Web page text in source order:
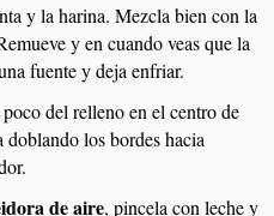
y la harina. Mezcla bien con la
y en cuando veas que la
fuente y deja enfriar.
del relleno en el centro de
los bordes hacia
de aire, pincela con leche y